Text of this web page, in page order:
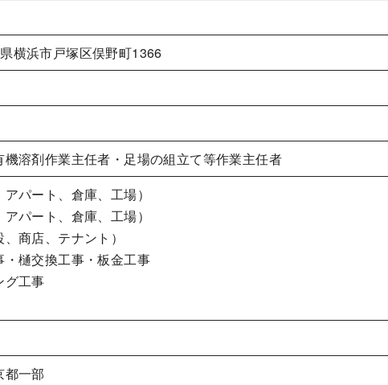
横浜市戸塚区俣野町1366
溶剤作業主任者・足場の組立て等作業主任者
パート、倉庫、工場）
パート、倉庫、工場）
商店、テナント）
樋交換工事・板金工事
グ工事
都一部